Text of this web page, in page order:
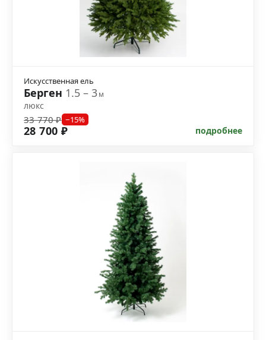
Искусственная ель
Берген 1.5 – 3м
люкс
33 770 ₽ −15%
28 700 ₽ подробнее